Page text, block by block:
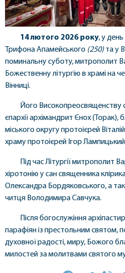
14 лютого 2026 року, у день
Трифона Апамейського (250) та у
поминальну суботу, митрополит
Божественну літургію в храмі на
Вінниці.
Його Високопреосвященству
єпархії архімандрит Єнох (Торак),
міського округу протоієрей
храму протоієрей Ігор
Під час Літургії митрополит
хіротонію у сан священника
Олександра Бордяковського, а
читця Володимира Савчука.
Після богослужіння
парафіян із престольним святом,
духовної радості, миру, Божого
милостей за молитвами святого